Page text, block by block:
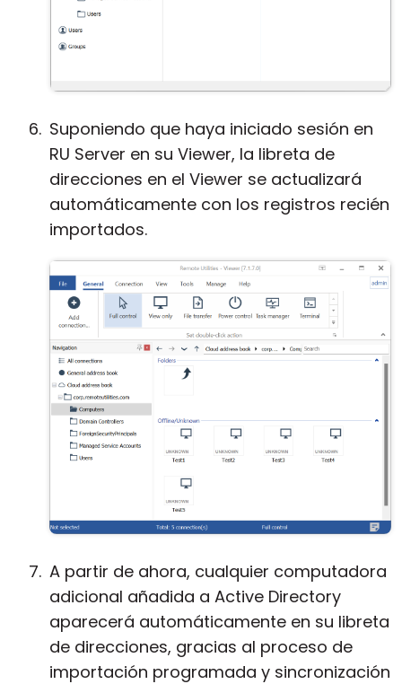
Suponiendo que haya iniciado sesión en
RU Server en su Viewer, la libreta de
direcciones en el Viewer se actualizará
automáticamente con los registros recién
importados.
A partir de ahora, cualquier computadora
adicional añadida a Active Directory
aparecerá automáticamente en su libreta
de direcciones, gracias al proceso de
importación programada y sincronización